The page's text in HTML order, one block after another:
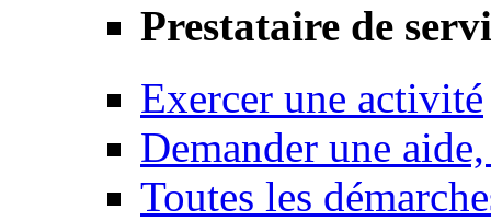
Prestataire de
Exercer une activité
Demander une
Toutes les